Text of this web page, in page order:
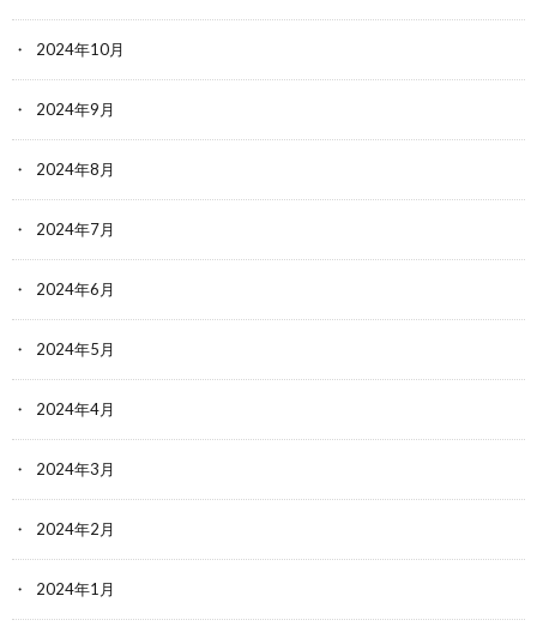
2024年10月
2024年9月
2024年8月
2024年7月
2024年6月
2024年5月
2024年4月
2024年3月
2024年2月
2024年1月